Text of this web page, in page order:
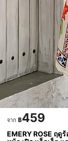
จาก ฿459
EMERY ROSE ฤดู